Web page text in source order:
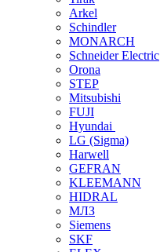
Arkel
Schindler
MONARCH
Schneider Electric
Orona
STEP
Mitsubishi
FUJI
Hyundai
LG (Sigma)
Harwell
GEFRAN
KLEEMANN
HIDRAL
МЛЗ
Siemens
SKF